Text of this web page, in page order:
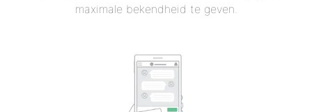
maximale bekendheid te geven.